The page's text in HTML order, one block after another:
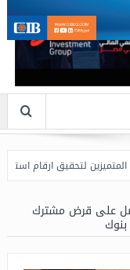
ارقام استثنائية في
على قرض مشترك